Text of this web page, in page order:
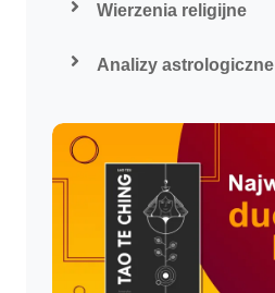
Wierzenia religijne
Analizy astrologiczne